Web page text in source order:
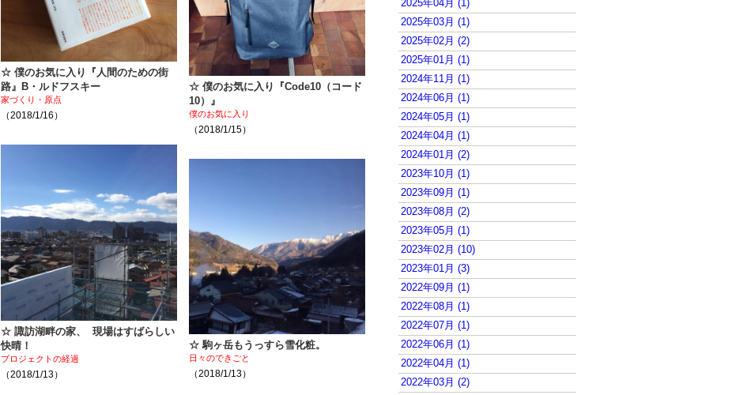
☆ 僕のお気に入り『人間のための街
路』B・ルドフスキー
家づくり・原点
（2018/1/16）
☆ 僕のお気に入り『Code10（コード
10）』
僕のお気に入り
（2018/1/15）
☆ 諏訪湖畔の家、 現場はすばらしい
快晴！
プロジェクトの経過
（2018/1/13）
☆ 駒ヶ岳もうっすら雪化粧。
日々のできごと
（2018/1/13）
2025年04月 (1)
2025年03月 (1)
2025年02月 (2)
2025年01月 (1)
2024年11月 (1)
2024年06月 (1)
2024年05月 (1)
2024年04月 (1)
2024年01月 (2)
2023年10月 (1)
2023年09月 (1)
2023年08月 (2)
2023年05月 (1)
2023年02月 (10)
2023年01月 (3)
2022年09月 (1)
2022年08月 (1)
2022年07月 (1)
2022年06月 (1)
2022年04月 (1)
2022年03月 (2)